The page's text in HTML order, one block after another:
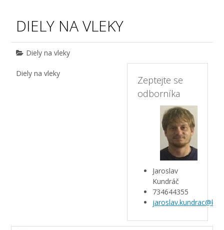
DIELY NA VLEKY
Diely na vleky
Zeptejte se
odborníka
Jaroslav
Kundráč
734644355
Diely na vleky